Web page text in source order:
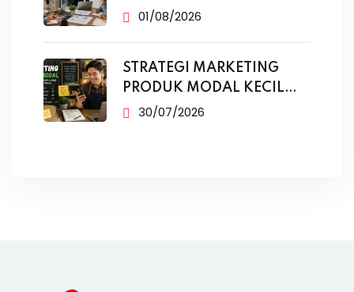
01/08/2026
STRATEGI MARKETING
PRODUK MODAL KECIL
TANPA IKLAN
30/07/2026